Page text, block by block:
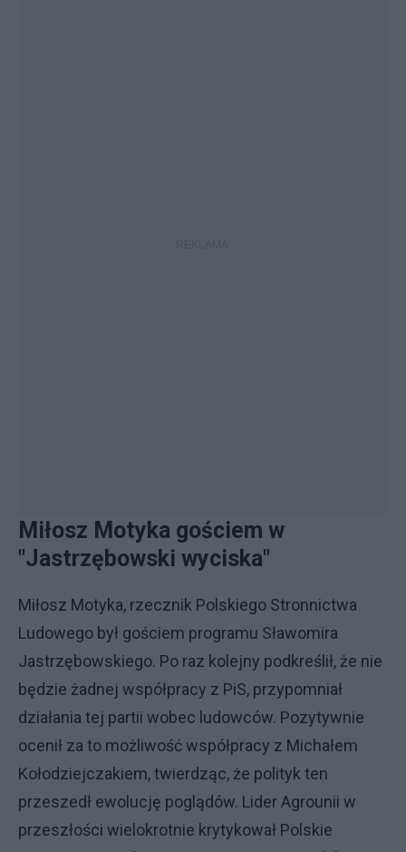
Miłosz Motyka gościem w
"Jastrzębowski wyciska"
Miłosz Motyka, rzecznik Polskiego Stronnictwa
Ludowego był gościem programu Sławomira
Jastrzębowskiego. Po raz kolejny podkreślił, że nie
będzie żadnej współpracy z PiS, przypomniał
działania tej partii wobec ludowców. Pozytywnie
ocenił za to możliwość współpracy z Michałem
Kołodziejczakiem, twierdząc, że polityk ten
przeszedł ewolucję poglądów. Lider Agrounii w
przeszłości wielokrotnie krytykował Polskie